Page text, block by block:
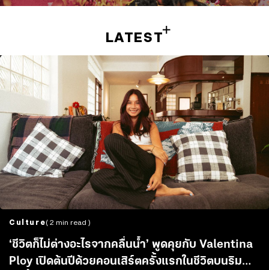
LATEST
Culture( 2 min read )
‘ชีวิตก็ไม่ต่างอะไรจากคลื่นน้ำ’ พูดคุยกับ Valentina
Ploy เปิดต้นปีด้วยคอนเสิร์ตครั้งแรกในชีวิตบนริม